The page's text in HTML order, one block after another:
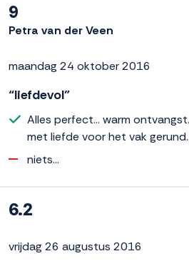
9
Petra van der Veen
maandag 24 oktober 2016
“liefdevol”
Alles perfect... warm
met liefde voor het vak
niets...
6.2
vrijdag 26 augustus 2016